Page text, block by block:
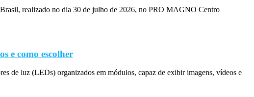
realizado no dia 30 de julho de 2026, no PRO MAGNO Centro
e como escolher
de luz (LEDs) organizados em módulos, capaz de exibir imagens, vídeos e